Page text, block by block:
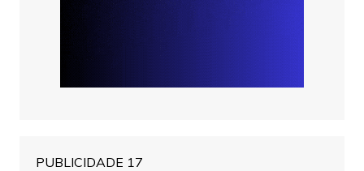
PUBLICIDADE 17